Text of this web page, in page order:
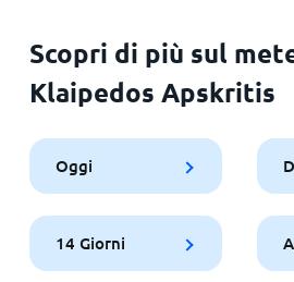
Scopri di più sul
Klaipedos Apskritis
Oggi
14 Giorni